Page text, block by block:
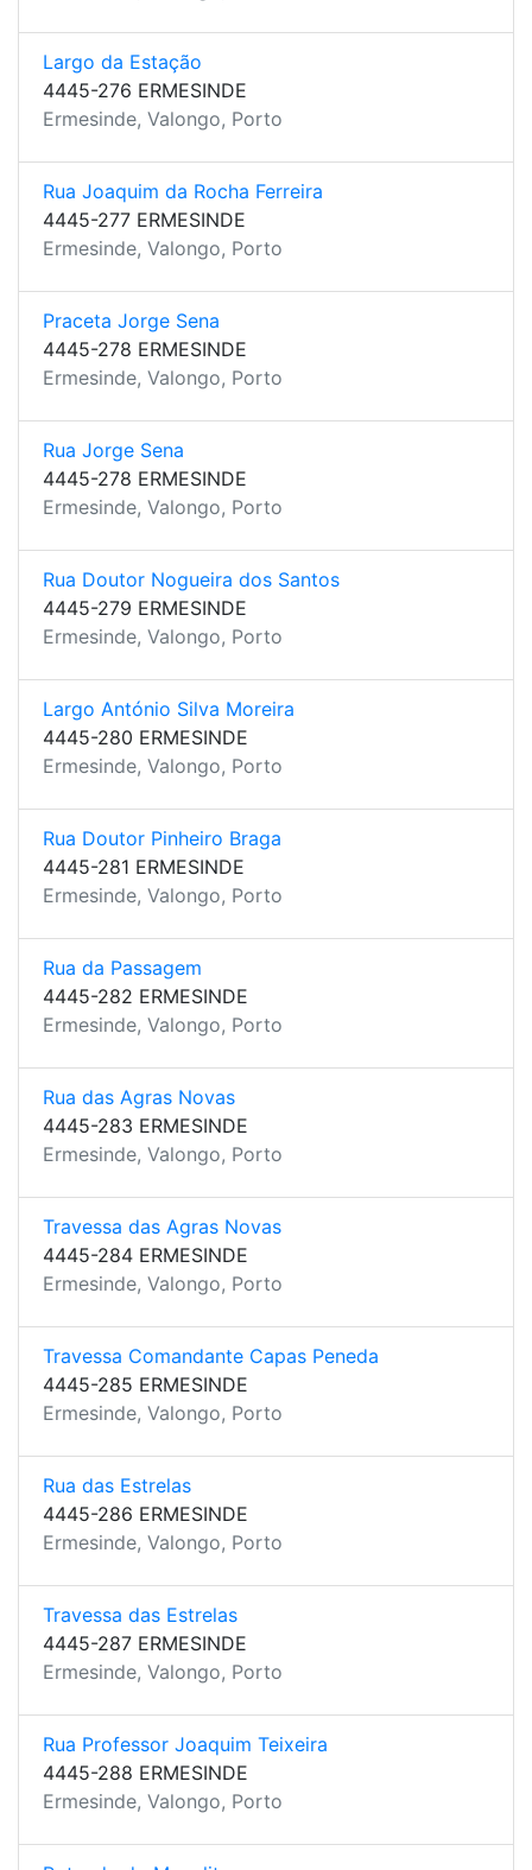
Largo da Estação
4445-276 ERMESINDE
Ermesinde, Valongo, Porto
Rua Joaquim da Rocha Ferreira
4445-277 ERMESINDE
Ermesinde, Valongo, Porto
Praceta Jorge Sena
4445-278 ERMESINDE
Ermesinde, Valongo, Porto
Rua Jorge Sena
4445-278 ERMESINDE
Ermesinde, Valongo, Porto
Rua Doutor Nogueira dos Santos
4445-279 ERMESINDE
Ermesinde, Valongo, Porto
Largo António Silva Moreira
4445-280 ERMESINDE
Ermesinde, Valongo, Porto
Rua Doutor Pinheiro Braga
4445-281 ERMESINDE
Ermesinde, Valongo, Porto
Rua da Passagem
4445-282 ERMESINDE
Ermesinde, Valongo, Porto
Rua das Agras Novas
4445-283 ERMESINDE
Ermesinde, Valongo, Porto
Travessa das Agras Novas
4445-284 ERMESINDE
Ermesinde, Valongo, Porto
Travessa Comandante Capas Peneda
4445-285 ERMESINDE
Ermesinde, Valongo, Porto
Rua das Estrelas
4445-286 ERMESINDE
Ermesinde, Valongo, Porto
Travessa das Estrelas
4445-287 ERMESINDE
Ermesinde, Valongo, Porto
Rua Professor Joaquim Teixeira
4445-288 ERMESINDE
Ermesinde, Valongo, Porto